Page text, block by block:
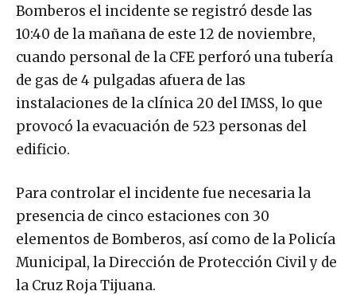
Bomberos el incidente se registró desde las
10:40 de la mañana de este 12 de noviembre,
cuando personal de la CFE perforó una tubería
de gas de 4 pulgadas afuera de las
instalaciones de la clínica 20 del IMSS, lo que
provocó la evacuación de 523 personas del
edificio.
Para controlar el incidente fue necesaria la
presencia de cinco estaciones con 30
elementos de Bomberos, así como de la Policía
Municipal, la Dirección de Protección Civil y de
la Cruz Roja Tijuana.